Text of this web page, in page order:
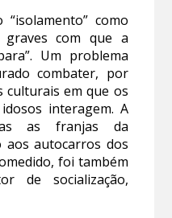
como
graves com que a
Um problema
combater, por
culturais em que os
interagem. A
as franjas da
aos autocarros dos
foi também
de socialização,